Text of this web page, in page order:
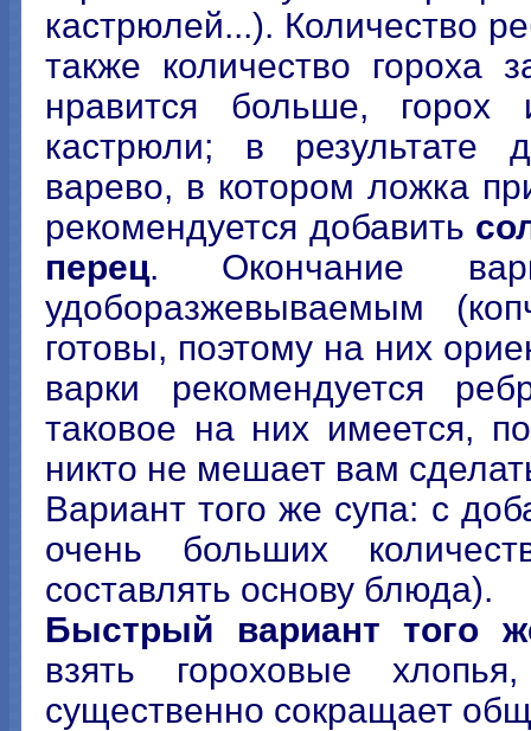
кастрюлей...). Количество
также количество гороха
нравится больше,
кастрюли; в результате
варево, в котором ложка
рекомендуется добавить
перец. Окончание
удоборазжевываемым
готовы, поэтому на них
варки рекомендуется
таковое на них имеется,
никто не мешает вам
Вариант того же супа: с
очень больших
составлять основу блюда).
Быстрый вариант того
взять гороховые
существенно сокращает